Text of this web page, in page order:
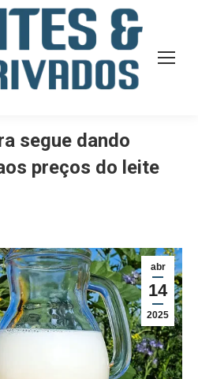
segue dando
preços do leite
abr
14
2025